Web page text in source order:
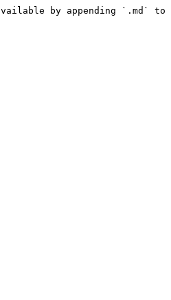
by appending `.md` to